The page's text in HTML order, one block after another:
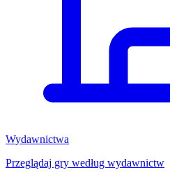
Wydawnictwa
Przeglądaj gry według wydawnictw